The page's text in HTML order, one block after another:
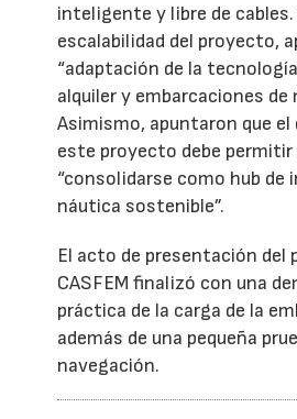
inteligente y libre de
escalabilidad del proyecto,
“adaptación de la
alquiler y embarcaciones de
Asimismo, apuntaron que el
este proyecto debe permitir
“consolidarse como hub de
náutica sostenible”.
El acto de presentación del
CASFEM finalizó con una
práctica de la carga de la
además de una pequeña
navegación.